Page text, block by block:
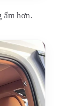
ấm hơn.